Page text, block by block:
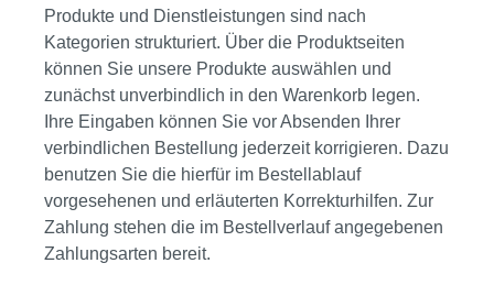
Produkte und Dienstleistungen sind nach
Kategorien strukturiert. Über die Produktseiten
können Sie unsere Produkte auswählen und
zunächst unverbindlich in den Warenkorb legen.
Ihre Eingaben können Sie vor Absenden Ihrer
verbindlichen Bestellung jederzeit korrigieren. Dazu
benutzen Sie die hierfür im Bestellablauf
vorgesehenen und erläuterten Korrekturhilfen. Zur
Zahlung stehen die im Bestellverlauf angegebenen
Zahlungsarten bereit.